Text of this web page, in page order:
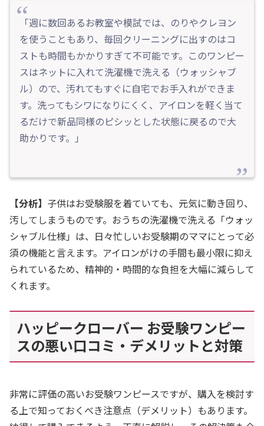
「週に数回あるお教室や模試では、のりやクレヨン
を使うこともあり、毎回クリーニングに出すのはコ
ストも時間もかかりすぎて不可能です。このワンピー
スはネットに入れて洗濯機で洗える（ウォッシャブ
ル）ので、汚れてもすぐに自宅でお手入れができま
す。洗ってもシワになりにくく、アイロンを軽く当て
るだけで新品同様のピシッとした状態に戻るので大
助かりです。」
【分析】 子供はお受験服を着ていても、元気に動き回り、
汚してしまうものです。おうちの洗濯機で洗える「ウォッ
シャブル仕様」は、日々忙しいお受験期のママにとって必
須の機能と言えます。アイロンがけの手間も最小限に抑え
られているため、精神的・時間的な負担を大幅に減らして
くれます。
ハッピークローバー お受験ワンピー
スの悪い口コミ・デメリットと対策
非常に評価の高いお受験ワンピースですが、購入を検討す
る上で知っておくべき注意点（デメリット）もあります。